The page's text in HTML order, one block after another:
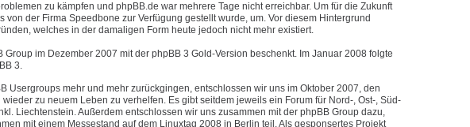
zu kämpfen und phpBB.de war mehrere Tage nicht erreichbar. Um für die Zukunft
der Firma Speedbone zur Verfügung gestellt wurde, um. Vor diesem Hintergrund
welches in der damaligen Form heute jedoch nicht mehr existiert.
im Dezember 2007 mit der phpBB 3 Gold-Version beschenkt. Im Januar 2008 folgte
3.
Usergroups mehr und mehr zurückgingen, entschlossen wir uns im Oktober 2007, den
zu neuem Leben zu verhelfen. Es gibt seitdem jeweils ein Forum für Nord-, Ost-, Süd-
Liechtenstein. Außerdem entschlossen wir uns zusammen mit der phpBB Group dazu,
mit einem Messestand auf dem Linuxtag 2008 in Berlin teil. Als gesponsertes Projekt